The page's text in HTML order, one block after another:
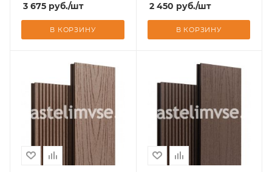
3 675 руб./шт
В КОРЗИНУ
2 450 руб./шт
В КОРЗИНУ